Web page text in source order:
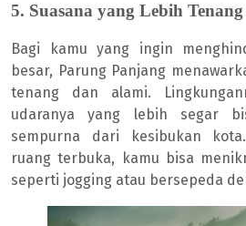
5. Suasana yang Lebih
Bagi kamu yang ingin
besar, Parung Panjang
tenang dan alami.
udaranya yang lebih segar
sempurna dari kesibukan
ruang terbuka, kamu bisa
seperti jogging atau bersepeda